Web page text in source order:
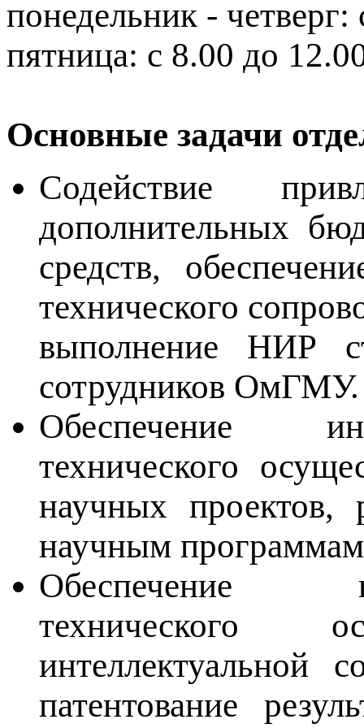
понедельник -
пятница: с 8.00 до
Основные задачи
Содействие
дополнительных
средств,
технического
выполнение НИР
сотрудников ОмГМУ.
Обеспечение
технического
научных проектов,
научным
Обеспечение
технического
интеллектуальной
патентование